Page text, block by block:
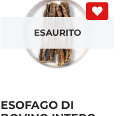
ESAURITO
ESOFAGO DI